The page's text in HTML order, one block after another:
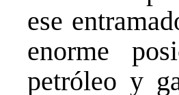
ese
enorme
petróleo y